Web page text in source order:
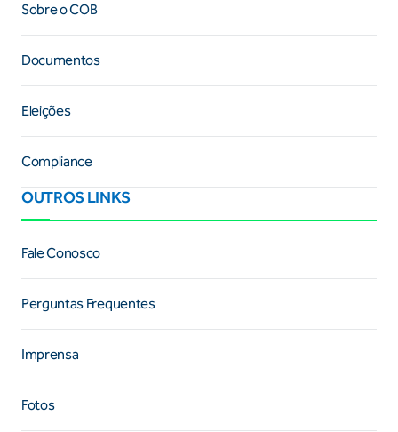
Sobre o COB
Documentos
Eleições
Compliance
OUTROS LINKS
Fale Conosco
Perguntas Frequentes
Imprensa
Fotos